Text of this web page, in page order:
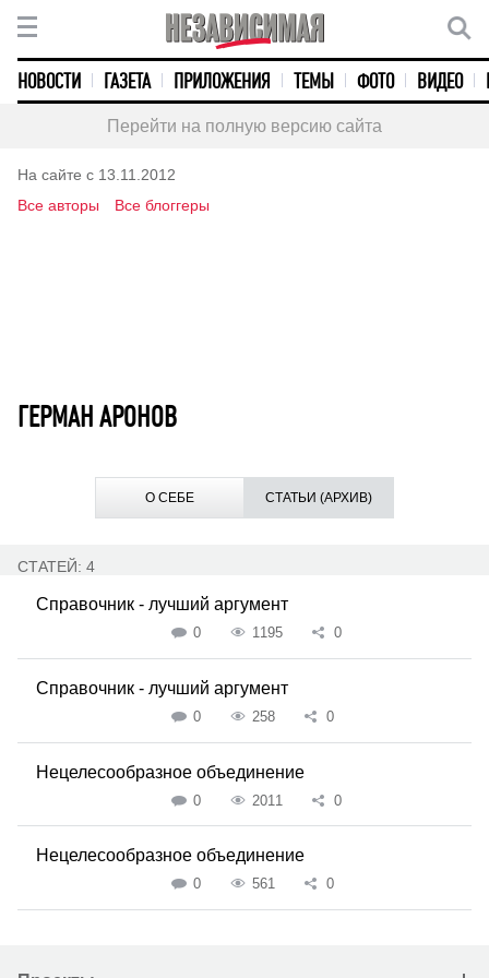
НОВОСТИ ГАЗЕТА ПРИЛОЖЕНИЯ ТЕМЫ ФОТО ВИДЕО
Перейти на полную версию сайта
На сайте с 13.11.2012
Все авторы
Все блоггеры
ГЕРМАН АРОНОВ
О СЕБЕ СТАТЬИ (АРХИВ)
СТАТЕЙ: 4
Справочник - лучший аргумент
0 1195 0
Справочник - лучший аргумент
0 258 0
Нецелесообразное объединение
0 2011 0
Нецелесообразное объединение
0 561 0